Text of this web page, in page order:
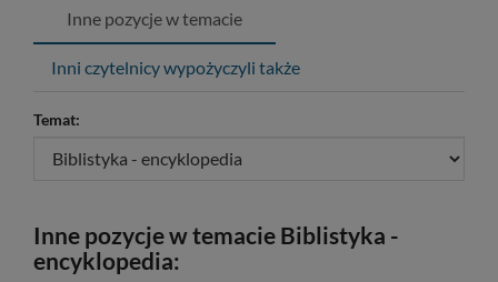
Inne pozycje w temacie
Inni czytelnicy wypożyczyli także
Temat:
Inne pozycje w temacie Biblistyka -
encyklopedia: